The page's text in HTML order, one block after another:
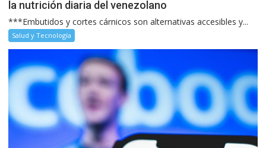
la nutrición diaria del venezolano
***Embutidos y cortes cárnicos son alternativas accesibles y...
Salud y Tecnología